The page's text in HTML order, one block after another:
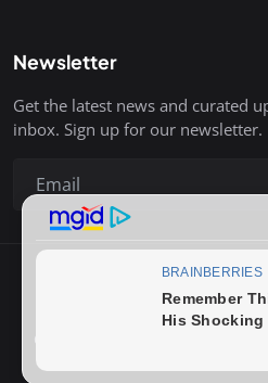
Newsletter
Get the latest news and curated
inbox. Sign up for our newsletter.
Copyright © 2020-26 Surag
Contact